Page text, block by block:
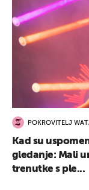
POKROVITELJ
Kad su
gledanje: Mali
trenutke s ple...